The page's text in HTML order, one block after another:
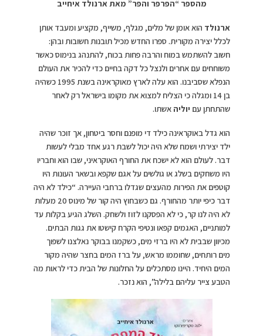
מהספר “הפרפר והפר” מאת ארנולד איחייב
ארנולד הוא אומן של מלים, מגלף, משייף, מקציע ומעבד אותן
לכלל יצירה מקורית. ספרו החדש מכיל תובנות חשובות ובהן:
חשוב להשתמש במוח והרבה פחות בכוח, להתנהג בנימוס כאשר
משוחחים עם אחרים ולנצל כל דקה בחיים כדי להכיר את העולם
הנפלא שסביבנו. הוא עלה לארץ מאוקראינה בשנת 1995 כשהיה
בן 14 ומגלה כי הצליח למצוא את מקומו בישראל רק לאחר
שהתחתן עם יוליה אשתו.
הוא גדל באוקראינה כילד די מופנם וחסר ביטחון, אך זוכר שהיה
ילד יצירתי ושמח שלא היה יכול לשבת רגע אחד מבלי לעשות
דבר. לעולם הוא לא ישכח את החורף האוקראיני, שבו הוא וחבריו
היו משחקים בשלג או גולשים על אגם שקפא ובשאר העונות היו
קוטפים את הפירות מהעצים שגדלו ברחבי העיירה. “כילד לא היה
דבר כיפי יותר מהחורף. גם כשבחוץ היה קור של מינוס 20 מעלות
לא היה לנו קר, כי לא הפסקנו לזוז ולשחק. השלג הגיע בקלות עד
למותניים, האגמים קפאו ונטיפי הקרח קישטו את גגות הבתים.
מכיוון שבבית לא היו ברזי מים, כשקמנו בבוקר נאלצנו לשפוך
מים רותחים, שחוממו מראש, על ברז המים בחצר שהיה מקור
המים היחיד. היינו מסתכלים על החלונות של הבית כדי לראות מה
הטבע צייר עליהם בלילה”, הוא נזכר.